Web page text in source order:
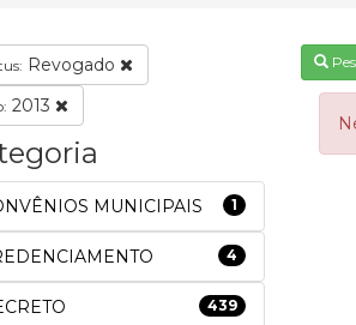
Revogado
2013
MUNICIPAIS 1
4
439